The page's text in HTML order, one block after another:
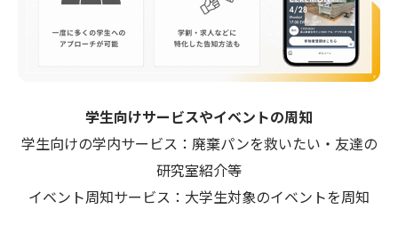
学生向けサービスやイベントの周知
学生向けの学内サービス：廃棄パンを救いたい・友達の
研究室紹介等
イベント周知サービス：大学生対象のイベントを周知